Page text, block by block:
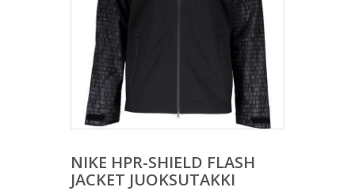
NIKE HPR-SHIELD FLASH
JACKET JUOKSUTAKKI